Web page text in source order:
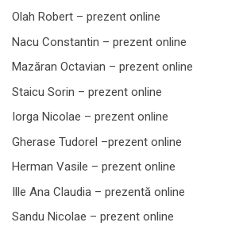
Olah Robert – prezent online
Nacu Constantin – prezent online
Mazăran Octavian – prezent online
Staicu Sorin – prezent online
Iorga Nicolae – prezent online
Gherase Tudorel –prezent online
Herman Vasile – prezent online
Ille Ana Claudia – prezentă online
Sandu Nicolae – prezent online